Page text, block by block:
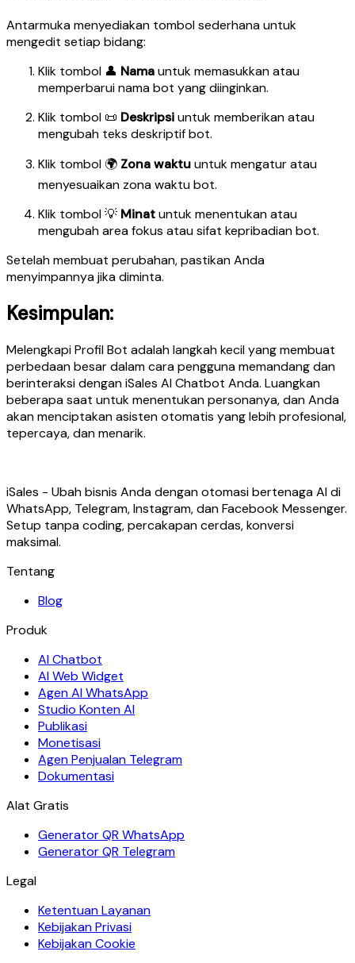
Antarmuka menyediakan tombol sederhana untuk
mengedit setiap bidang:
Klik tombol 👤 Namauntuk memasukkan atau
memperbarui nama bot yang diinginkan.
Klik tombol 📜 Deskripsiuntuk memberikan atau
mengubah teks deskriptif bot.
Klik tombol 🌍 Zona waktuuntuk mengatur atau
menyesuaikan zona waktu bot.
Klik tombol 💡 Minatuntuk menentukan atau
mengubah area fokus atau sifat kepribadian bot.
Setelah membuat perubahan, pastikan Anda
menyimpannya jika diminta.
Kesimpulan:
Melengkapi Profil Bot adalah langkah kecil yang membuat
perbedaan besar dalam cara pengguna memandang dan
berinteraksi dengan iSales AI Chatbot Anda. Luangkan
beberapa saat untuk menentukan personanya, dan Anda
akan menciptakan asisten otomatis yang lebih profesional,
tepercaya, dan menarik.
iSales - Ubah bisnis Anda dengan otomasi bertenaga AI di
WhatsApp, Telegram, Instagram, dan Facebook Messenger.
Setup tanpa coding, percakapan cerdas, konversi
maksimal.
Tentang
Blog
Produk
AI Chatbot
AI Web Widget
Agen AI WhatsApp
Studio Konten AI
Publikasi
Monetisasi
Agen Penjualan Telegram
Dokumentasi
Alat Gratis
Generator QR WhatsApp
Generator QR Telegram
Legal
Ketentuan Layanan
Kebijakan Privasi
Kebijakan Cookie